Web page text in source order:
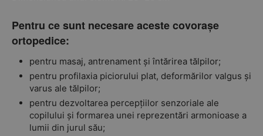
Pentru ce sunt necesare aceste covorașe
ortopedice:
pentru masaj, antrenament și întărirea tălpilor;
pentru profilaxia piciorului plat, deformărilor valgus și
varus ale tălpilor;
pentru dezvoltarea percepțiilor senzoriale ale
copilului și formarea unei reprezentări armonioase a
lumii din jurul său;